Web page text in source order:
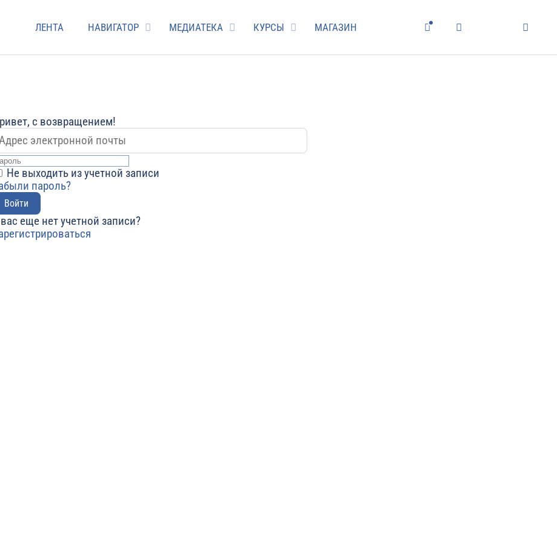
ЛЕНТА НАВИГАТОР МЕДИАТЕКА КУРСЫ МАГАЗИН
с возвращением!
Не выходить из учетной записи
пароль?
Войти
еще нет учетной записи?